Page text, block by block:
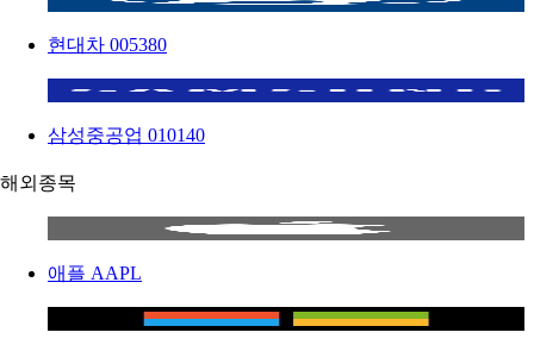
현대차 005380
삼성중공업 010140
해외종목
애플 AAPL